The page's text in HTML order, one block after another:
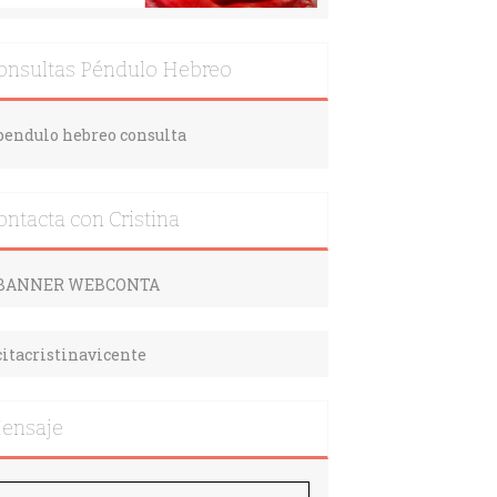
Péndulo Hebreo
con Cristina